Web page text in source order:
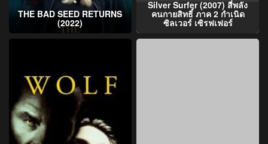
THE BAD SEED RETURNS
(2022)
Silver Surfer (2007) สี่พลัง
คนกายสิทธิ์ ภาค 2 กำเนิด
ซิลเวอร์ เซิรฟเฟอร์